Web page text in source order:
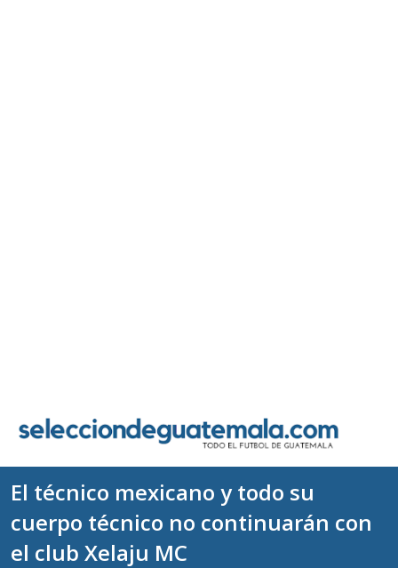
El técnico mexicano y todo su
cuerpo técnico no continuarán con
el club Xelaju MC